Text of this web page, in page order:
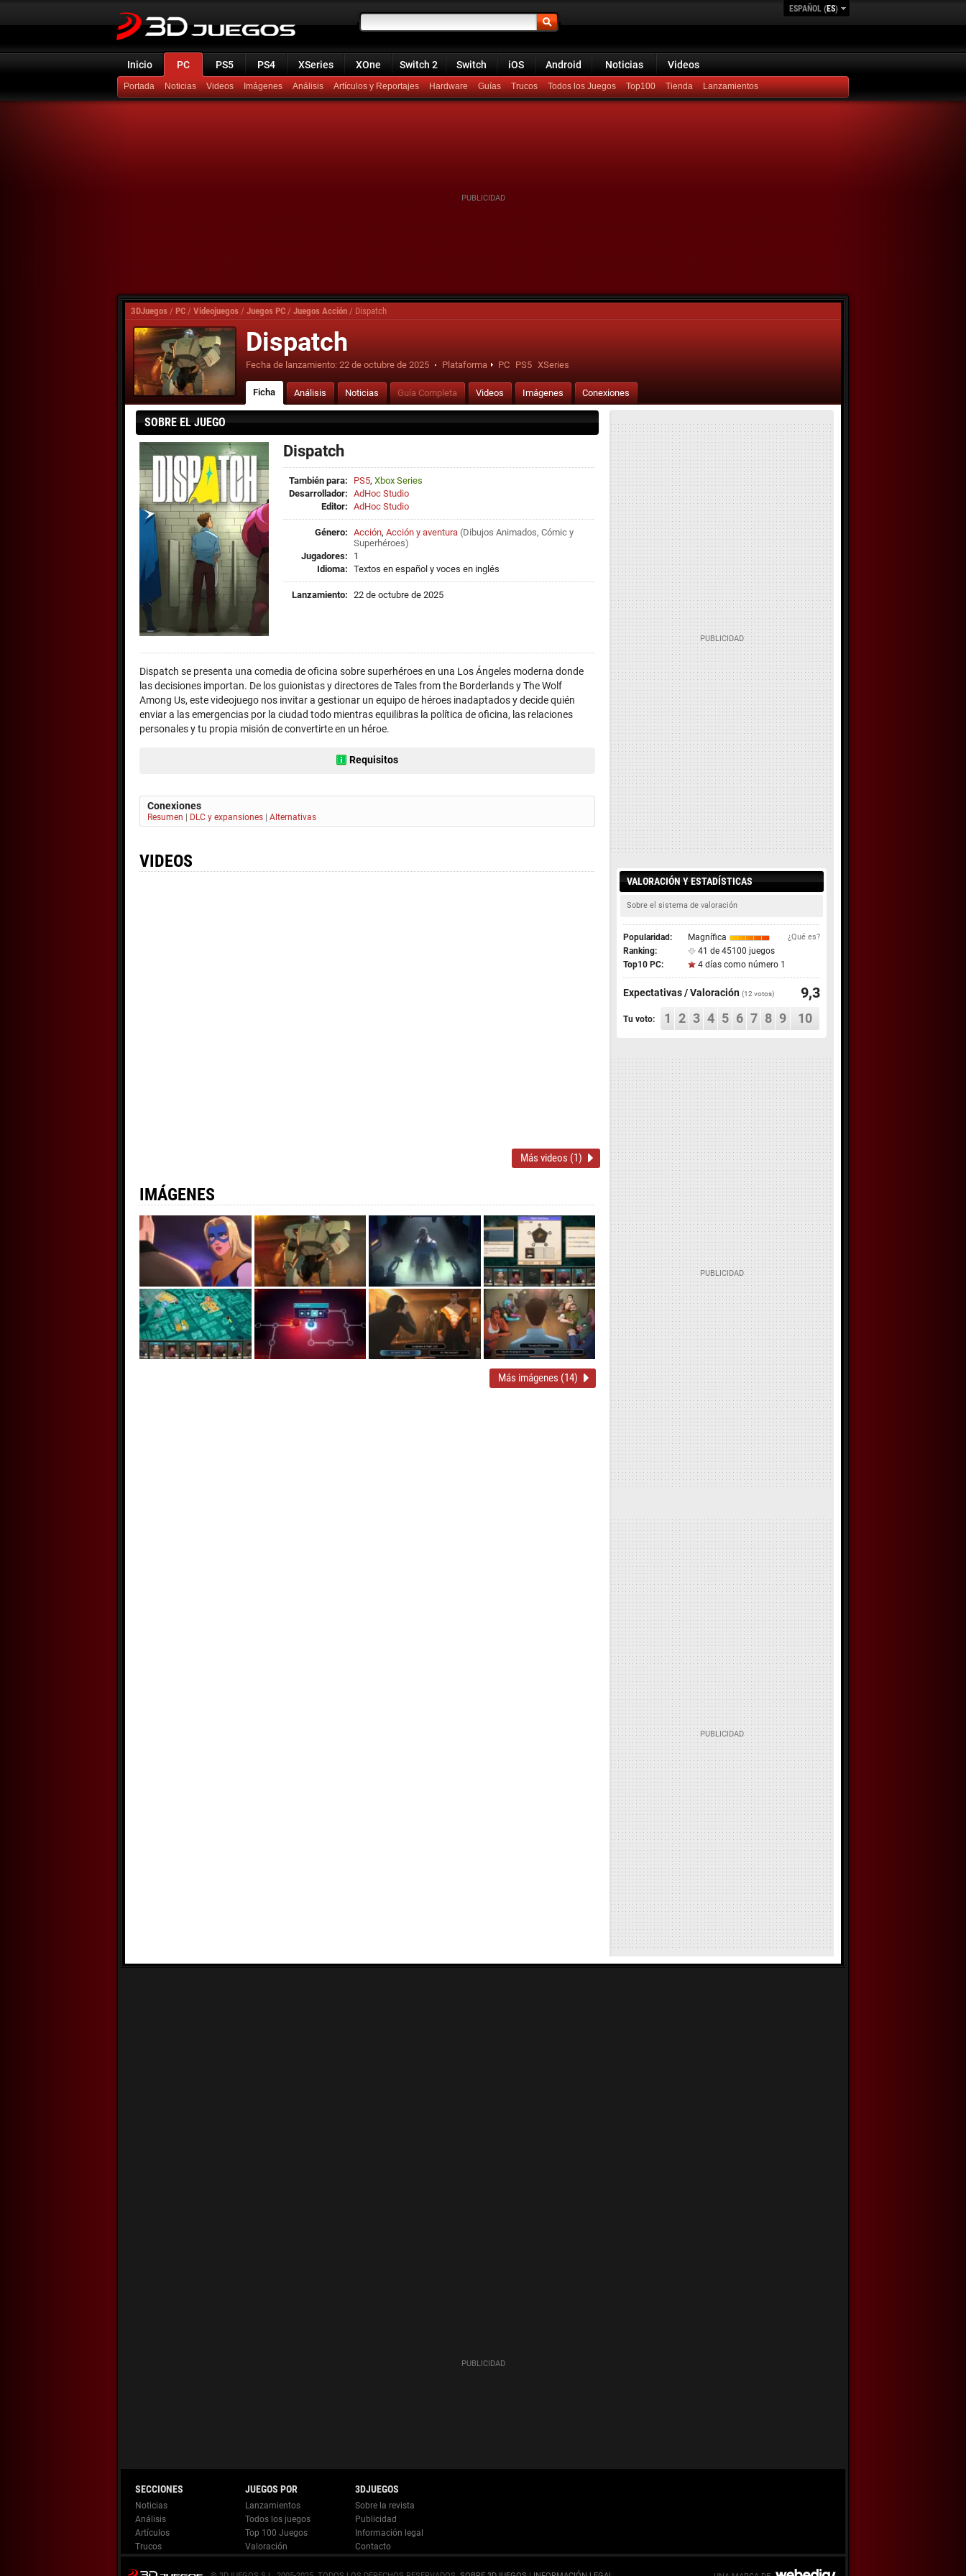
ESPAÑOL (ES)
Inicio PC PS5 PS4 XSeries XOne Switch 2 Switch iOS Android Noticias Videos
Portada Noticias Videos Imágenes Análisis Artículos y Reportajes Hardware Guías Trucos Todos los Juegos Top100 Lanzamientos
3DJuegos / PC / Videojuegos / Juegos PC / Juegos Acción / Dispatch
Dispatch
Fecha de lanzamiento: 22 de octubre de 2025 · Plataforma PC PS5 XSeries
Ficha Análisis Noticias Guía Completa Videos Imágenes Conexiones
SOBRE EL JUEGO
Dispatch
También para: PS5, Xbox Series
Desarrollador: AdHoc Studio
Editor: AdHoc Studio
Género: Acción, Acción y aventura (Dibujos Animados, Cómic y
Superhéroes)
Jugadores:
1
Idioma: Textos en español y voces en inglés
Lanzamiento: 22 de octubre de 2025
Dispatch se presenta una comedia de oficina sobre superhéroes en una Los Ángeles moderna donde
las decisiones importan. De los guionistas y directores de Tales from the Borderlands y The Wolf
Among Us, este videojuego nos invitar a gestionar un equipo de héroes inadaptados y decide quién
enviar a las emergencias por la ciudad todo mientras equilibras la política de oficina, las relaciones
personales y tu propia misión de convertirte en un héroe.
Requisitos
Conexiones
Resumen DLC y expansiones Alternativas
VIDEOS
Más videos (1)
IMÁGENES
Más imágenes (14)
VALORACIÓN Y ESTADÍSTICAS
Sobre el sistema de valoración
Popularidad: Magnífica ¿Qué es?
Ranking:
41 de 45100 juegos
Top10 PC:
4 días como número 1
Expectativas / Valoración (12 votos) 9,3
Tu voto: 1 2 3 4 5 6 7 8 9 10
Noticias
Análisis
Artículos
Trucos
Lanzamientos
Todos los juegos
Top 100 Juegos
Valoración
Información legal